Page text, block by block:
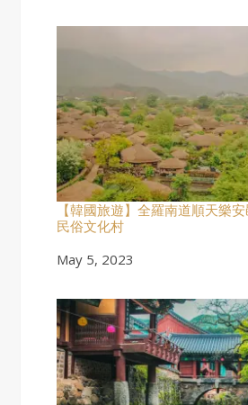
【韓國旅遊】全羅南道順天樂
民俗文化村
Date
May 5, 2023